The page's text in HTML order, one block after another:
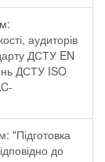
аудиторів
ДСТУ EN
ДСТУ ISO
"Підготовка
до